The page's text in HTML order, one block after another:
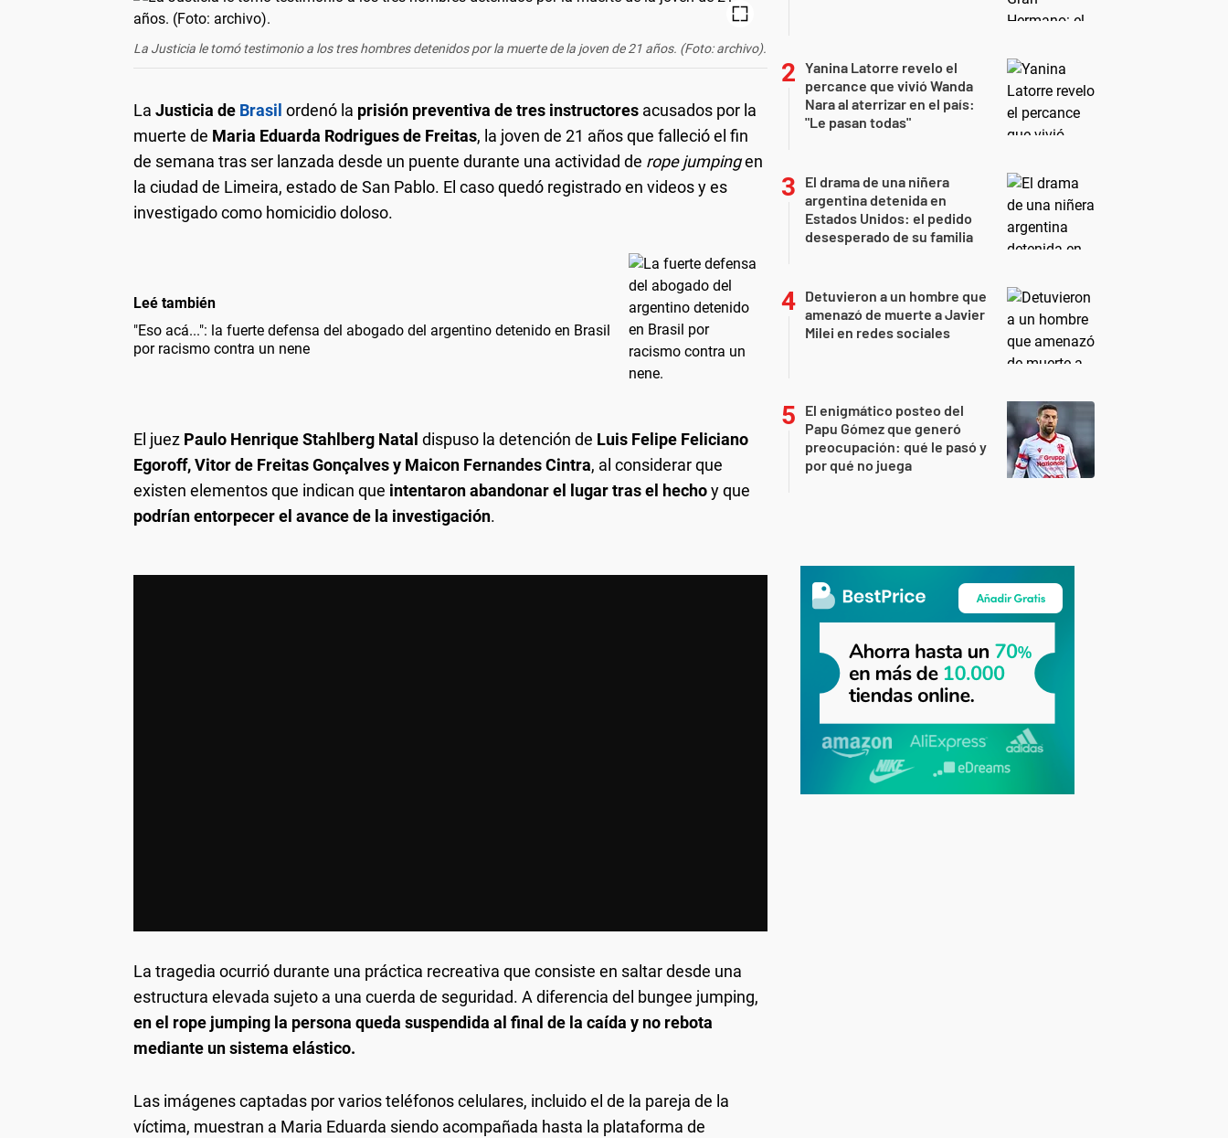
La Justicia le tomó testimonio a los tres hombres detenidos por la muerte de la joven de 21 años. (Foto: archivo).
La Justicia de Brasil ordenó la prisión preventiva de tres instructores acusados por la
muerte de Maria Eduarda Rodrigues de Freitas, la joven de 21 años que falleció el fin
de semana tras ser lanzada desde un puente durante una actividad de rope jumpingen
la ciudad de Limeira, estado de San Pablo. El caso quedó registrado en videos y es
investigado como homicidio doloso.
Leé también
"Eso acá...": la fuerte defensa del abogado del argentino detenido en Brasil
por racismo contra un nene
El juez Paulo Henrique Stahlberg Natal dispuso la detención de Luis Felipe Feliciano
Egoroff, Vitor de Freitas Gonçalves y Maicon Fernandes Cintra, al considerar que
existen elementos que indican que intentaron abandonar el lugar tras el hechoy que
podrían entorpecer el avance de la investigación.
La tragedia ocurrió durante una práctica recreativa que consiste en saltar desde una
estructura elevada sujeto a una cuerda de seguridad. A diferencia del bungee jumping,
en el rope jumping la persona queda suspendida al final de la caída y no rebota
mediante un sistema elástico.
Las imágenes captadas por varios teléfonos celulares, incluido el de la pareja de la
víctima, muestran a Maria Eduarda siendo acompañada hasta la plataforma de
Yanina Latorre revelo el
percance que vivió Wanda
Nara al aterrizar en el país:
"Le pasan todas"
El drama de una niñera
argentina detenida en
Estados Unidos: el pedido
desesperado de su familia
Detuvieron a un hombre que
amenazó de muerte a Javier
Milei en redes sociales
El enigmático posteo del
Papu Gómez que generó
preocupación: qué le pasó y
por qué no juega